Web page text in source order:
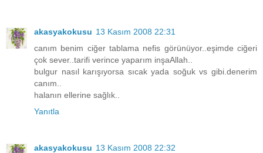
akasyakokusu 13 Kasım 2008 22:31
canım benim ciğer tablama nefis görünüyor..eşimde ciğeri
çok sever..tarifi verince yaparım inşaAllah..
bulgur nasıl karışıyorsa sıcak yada soğuk vs gibi.denerim
canım..
halanın ellerine sağlık..
Yanıtla
akasyakokusu 13 Kasım 2008 22:32